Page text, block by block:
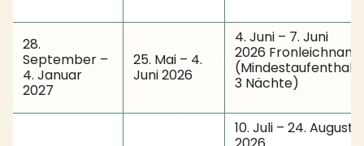
28.
September –
4. Januar
2027
25. Mai – 4.
Juni 2026
4. Juni – 7. Juni
2026 Fronleichnam
(Mindestaufenthalt
3 Nächte)
10. Juli – 24. August